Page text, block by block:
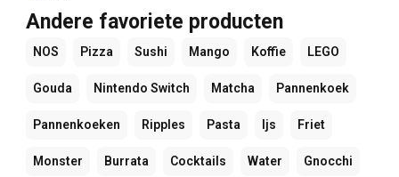
Andere favoriete producten
NOS Pizza Sushi Mango Koffie LEGO
Gouda Nintendo Switch Matcha Pannenkoek
Pannenkoeken Ripples Pasta Ijs Friet
Monster Burrata Cocktails Water Gnocchi